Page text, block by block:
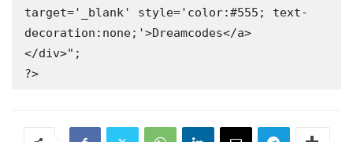
target='_blank' style='color:#555; text-
decoration:none;'>Dreamcodes</a>
</div>";
?>